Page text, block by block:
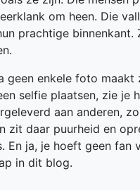
om heen. Die
prachtige binnenkant.
geen enkele foto maakt
selfie plaatsen, zie je
aan anderen,
zit daar puurheid en
ja, je hoeft geen fan
in dit blog.